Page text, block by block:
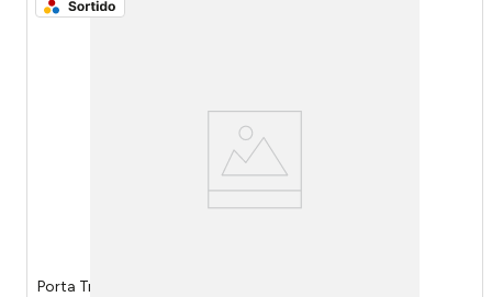
Porta Travesseiro Avulso Sting Sortido 70x50cm